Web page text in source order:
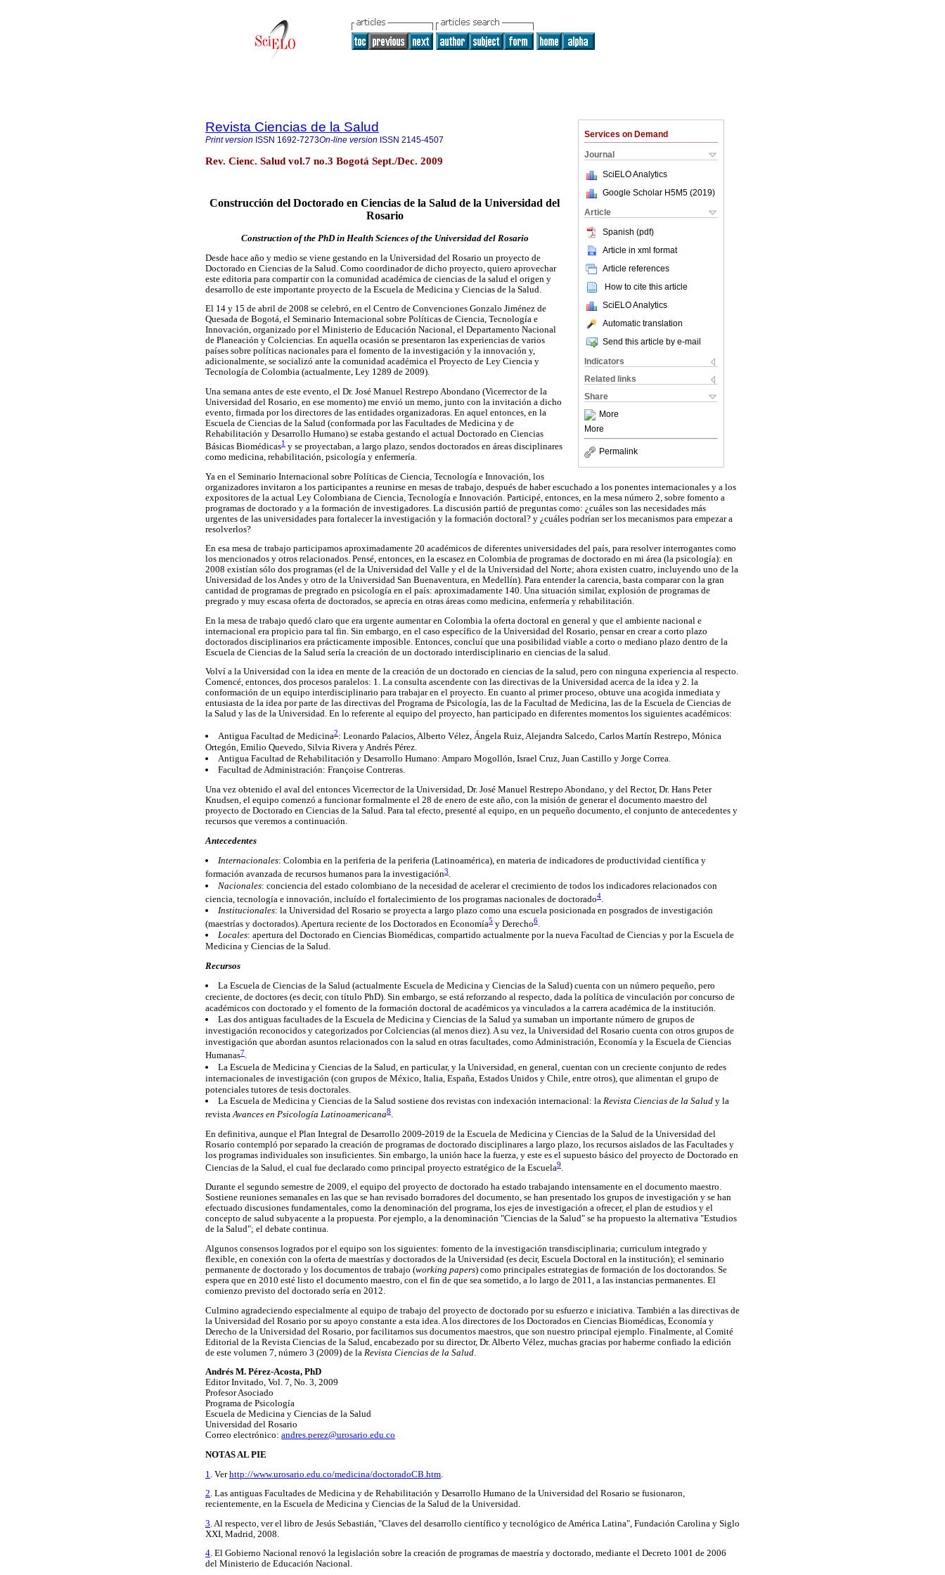
Services on Demand
Journal
SciELO Analytics
Google Scholar H5M5 (2019)
Article
Spanish (pdf)
Article in xml format
Article references
How to cite this article
SciELO Analytics
Automatic translation
Send this article by e-mail
Indicators
Related links
Share
More
More
Permalink
Revista Ciencias de la Salud
Print version ISSN 1692-7273On-line version ISSN 2145-4507
Rev. Cienc. Salud vol.7 no.3 Bogotá Sept./Dec. 2009
Construcción del Doctorado en Ciencias de la Salud de la Universidad del
Rosario
Construction of the PhD in Health Sciences of the Universidad del Rosario
Desde hace año y medio se viene gestando en la Universidad del Rosario un proyecto de
Doctorado en Ciencias de la Salud. Como coordinador de dicho proyecto, quiero aprovechar
este editoria para compartir con la comunidad académica de ciencias de la salud el origen y
desarrollo de este importante proyecto de la Escuela de Medicina y Ciencias de la Salud.
El 14 y 15 de abril de 2008 se celebró, en el Centro de Convenciones Gonzalo Jiménez de
Quesada de Bogotá, el Seminario Internacional sobre Políticas de Ciencia, Tecnología e
Innovación, organizado por el Ministerio de Educación Nacional, el Departamento Nacional
de Planeación y Colciencias. En aquella ocasión se presentaron las experiencias de varios
países sobre políticas nacionales para el fomento de la investigación y la innovación y,
adicionalmente, se socializó ante la comunidad académica el Proyecto de Ley Ciencia y
Tecnología de Colombia (actualmente, Ley 1289 de 2009).
Una semana antes de este evento, el Dr. José Manuel Restrepo Abondano (Vicerrector de la
Universidad del Rosario, en ese momento) me envió un memo, junto con la invitación a dicho
evento, firmada por los directores de las entidades organizadoras. En aquel entonces, en la
Escuela de Ciencias de la Salud (conformada por las Facultades de Medicina y de
Rehabilitación y Desarrollo Humano) se estaba gestando el actual Doctorado en Ciencias
Básicas Biomédicas1 y se proyectaban, a largo plazo, sendos doctorados en áreas disciplinares
como medicina, rehabilitación, psicología y enfermería.
Ya en el Seminario Internacional sobre Políticas de Ciencia, Tecnología e Innovación, los
organizadores invitaron a los participantes a reunirse en mesas de trabajo, después de haber escuchado a los ponentes internacionales y a los
expositores de la actual Ley Colombiana de Ciencia, Tecnología e Innovación. Participé, entonces, en la mesa número 2, sobre fomento a
programas de doctorado y a la formación de investigadores. La discusión partió de preguntas como: ¿cuáles son las necesidades más
urgentes de las universidades para fortalecer la investigación y la formación doctoral? y ¿cuáles podrían ser los mecanismos para empezar a
resolverlos?
En esa mesa de trabajo participamos aproximadamente 20 académicos de diferentes universidades del país, para resolver interrogantes como
los mencionados y otros relacionados. Pensé, entonces, en la escasez en Colombia de programas de doctorado en mi área (la psicología): en
2008 existían sólo dos programas (el de la Universidad del Valle y el de la Universidad del Norte; ahora existen cuatro, incluyendo uno de la
Universidad de los Andes y otro de la Universidad San Buenaventura, en Medellín). Para entender la carencia, basta comparar con la gran
cantidad de programas de pregrado en psicología en el país: aproximadamente 140. Una situación similar, explosión de programas de
pregrado y muy escasa oferta de doctorados, se aprecia en otras áreas como medicina, enfermería y rehabilitación.
En la mesa de trabajo quedó claro que era urgente aumentar en Colombia la oferta doctoral en general y que el ambiente nacional e
internacional era propicio para tal fin. Sin embargo, en el caso específico de la Universidad del Rosario, pensar en crear a corto plazo
doctorados disciplinarios era prácticamente imposible. Entonces, concluí que una posibilidad viable a corto o mediano plazo dentro de la
Escuela de Ciencias de la Salud sería la creación de un doctorado interdisciplinario en ciencias de la salud.
Volví a la Universidad con la idea en mente de la creación de un doctorado en ciencias de la salud, pero con ninguna experiencia al respecto.
Comencé, entonces, dos procesos paralelos: 1. La consulta ascendente con las directivas de la Universidad acerca de la idea y 2. la
conformación de un equipo interdisciplinario para trabajar en el proyecto. En cuanto al primer proceso, obtuve una acogida inmediata y
entusiasta de la idea por parte de las directivas del Programa de Psicología, las de la Facultad de Medicina, las de la Escuela de Ciencias de
la Salud y las de la Universidad. En lo referente al equipo del proyecto, han participado en diferentes momentos los siguientes académicos:
Antigua Facultad de Medicina2: Leonardo Palacios, Alberto Vélez, Ángela Ruiz, Alejandra Salcedo, Carlos Martín Restrepo, Mónica
Ortegón, Emilio Quevedo, Silvia Rivera y Andrés Pérez.
Antigua Facultad de Rehabilitación y Desarrollo Humano: Amparo Mogollón, Israel Cruz, Juan Castillo y Jorge Correa.
Facultad de Administración: Françoise Contreras.
Una vez obtenido el aval del entonces Vicerrector de la Universidad, Dr. José Manuel Restrepo Abondano, y del Rector, Dr. Hans Peter
Knudsen, el equipo comenzó a funcionar formalmente el 28 de enero de este año, con la misión de generar el documento maestro del
proyecto de Doctorado en Ciencias de la Salud. Para tal efecto, presenté al equipo, en un pequeño documento, el conjunto de antecedentes y
recursos que veremos a continuación.
Antecedentes
Internacionales: Colombia en la periferia de la periferia (Latinoamérica), en materia de indicadores de productividad científica y
formación avanzada de recursos humanos para la investigación3.
Nacionales: conciencia del estado colombiano de la necesidad de acelerar el crecimiento de todos los indicadores relacionados con
ciencia, tecnología e innovación, incluído el fortalecimiento de los programas nacionales de doctorado4
Institucionales: la Universidad del Rosario se proyecta a largo plazo como una escuela posicionada en posgrados de investigación
(maestrías y doctorados). Apertura reciente de los Doctorados en Economía5 y Derecho6.
Locales: apertura del Doctorado en Ciencias Biomédicas, compartido actualmente por la nueva Facultad de Ciencias y por la Escuela de
Medicina y Ciencias de la Salud.
Recursos
La Escuela de Ciencias de la Salud (actualmente Escuela de Medicina y Ciencias de la Salud) cuenta con un número pequeño, pero
creciente, de doctores (es decir, con título PhD). Sin embargo, se está reforzando al respecto, dada la política de vinculación por concurso de
académicos con doctorado y el fomento de la formación doctoral de académicos ya vinculados a la carrera académica de la institución.
Las dos antiguas facultades de la Escuela de Medicina y Ciencias de la Salud ya sumaban un importante número de grupos de
investigación reconocidos y categorizados por Colciencias (al menos diez). A su vez, la Universidad del Rosario cuenta con otros grupos de
investigación que abordan asuntos relacionados con la salud en otras facultades, como Administración, Economía y la Escuela de Ciencias
Humanas7.
La Escuela de Medicina y Ciencias de la Salud, en particular, y la Universidad, en general, cuentan con un creciente conjunto de redes
internacionales de investigación (con grupos de México, Italia, España, Estados Unidos y Chile, entre otros), que alimentan el grupo de
potenciales tutores de tesis doctorales.
La Escuela de Medicina y Ciencias de la Salud sostiene dos revistas con indexación internacional: la Revista Ciencias de la Salud y la
revistaAvances en Psicología Latinoamericana8.
En definitiva, aunque el Plan Integral de Desarrollo 2009-2019 de la Escuela de Medicina y Ciencias de la Salud de la Universidad del
Rosario contempló por separado la creación de programas de doctorado disciplinares a largo plazo, los recursos aislados de las Facultades y
los programas individuales son insuficientes. Sin embargo, la unión hace la fuerza, y este es el supuesto básico del proyecto de Doctorado en
Ciencias de la Salud, el cual fue declarado como principal proyecto estratégico de la Escuela9.
Durante el segundo semestre de 2009, el equipo del proyecto de doctorado ha estado trabajando intensamente en el documento maestro.
Sostiene reuniones semanales en las que se han revisado borradores del documento, se han presentado los grupos de investigación y se han
efectuado discusiones fundamentales, como la denominación del programa, los ejes de investigación a ofrecer, el plan de estudios y el
concepto de salud subyacente a la propuesta. Por ejemplo, a la denominación "Ciencias de la Salud" se ha propuesto la alternativa "Estudios
de la Salud"; el debate continua.
Algunos consensos logrados por el equipo son los siguientes: fomento de la investigación transdisciplinaria; curriculum integrado y
flexible, en conexión con la oferta de maestrías y doctorados de la Universidad (es decir, Escuela Doctoral en la institución); el seminario
permanente de doctorado y los documentos de trabajo (working papers) como principales estrategias de formación de los doctorandos. Se
espera que en 2010 esté listo el documento maestro, con el fin de que sea sometido, a lo largo de 2011, a las instancias permanentes. El
comienzo previsto del doctorado sería en 2012.
Culmino agradeciendo especialmente al equipo de trabajo del proyecto de doctorado por su esfuerzo e iniciativa. También a las directivas de
la Universidad del Rosario por su apoyo constante a esta idea. A los directores de los Doctorados en Ciencias Biomédicas, Economía y
Derecho de la Universidad del Rosario, por facilitarnos sus documentos maestros, que son nuestro principal ejemplo. Finalmente, al Comité
Editorial de la Revista Ciencias de la Salud, encabezado por su director, Dr. Alberto Vélez, muchas gracias por haberme confiado la edición
de este volumen 7, número 3 (2009) de la Revista Ciencias de la Salud
Andrés M. Pérez-Acosta, PhD
Editor Invitado, Vol. 7, No. 3, 2009
Profesor Asociado
Programa de Psicología
Escuela de Medicina y Ciencias de la Salud
Universidad del Rosario
Correo electrónico: andres.perez@urosario.edu.co
NOTAS AL PIE
1
. Verhttp://www.urosario.edu.co/medicina/doctoradoCB.htm
2. Las antiguas Facultades de Medicina y de Rehabilitación y Desarrollo Humano de la Universidad del Rosario se fusionaron,
recientemente, en la Escuela de Medicina y Ciencias de la Salud de la Universidad.
3 . Al respecto, ver el libro de Jesús Sebastián, "Claves del desarrollo científico y tecnológico de América Latina", Fundación Carolina y Siglo
XXI, Madrid, 2008.
4. El Gobierno Nacional renovó la legislación sobre la creación de programas de maestría y doctorado, mediante el Decreto 1001 de 2006
del Ministerio de Educación Nacional.